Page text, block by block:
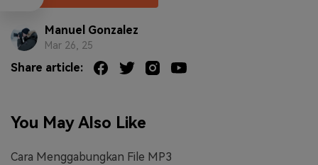
Manuel Gonzalez
Mar 26, 25
Share article:
You May Also Like
Cara Menggabungkan File MP3